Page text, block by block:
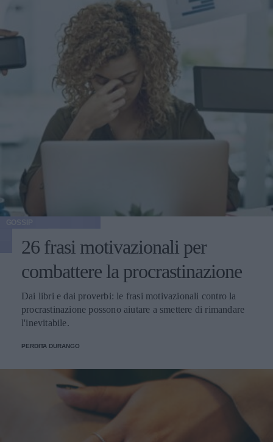
26 frasi motivazionali per
combattere la procrastinazione
Dai libri e dai proverbi: le frasi motivazionali contro la
procrastinazione possono aiutare a smettere di rimandare
l'inevitabile.
PERDITA DURANGO